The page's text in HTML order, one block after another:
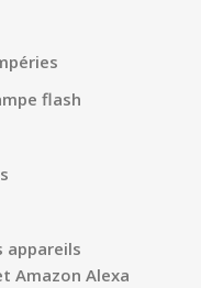
flash
Amazon Alexa